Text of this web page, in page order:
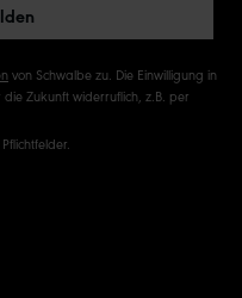
von Schwalbe zu. Die Einwilligung in
Zukunft widerruflich, z.B. per